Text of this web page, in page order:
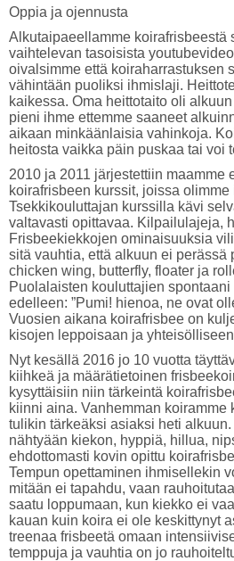
Oppia ja ojennusta
Alkutaipaeellamme koirafrisbeestä
vaihtelevan tasoisista
oivalsimme että koiraharrastuksen
vähintään puoliksi ihmislaji.
kaikessa. Oma heittotaito oli
pieni ihme ettemme saaneet
aikaan minkäänlaisia vahinkoja.
heitosta vaikka päin puskaa tai voi
2010 ja 2011 järjestettiin maamme
koirafrisbeen kurssit, joissa
Tsekkikouluttajan kurssilla kävi
valtavasti opittavaa. Kilpailulajeja,
Frisbeekiekkojen ominaisuuksia
sitä vauhtia, että alkuun ei perässä
chicken wing, butterfly, floater ja
Puolalaisten kouluttajien
edelleen: ”Pumi! hienoa, ne ovat
Vuosien aikana koirafrisbee on
kisojen leppoisaan ja
Nyt kesällä 2016 jo 10 vuotta
kiihkeä ja määrätietoinen
kysyttäisiin niin tärkeintä
kiinni aina. Vanhemman koiramme
tulikin tärkeäksi asiaksi heti
nähtyään kiekon, hyppiä, hillua,
ehdottomasti kovin opittu
Tempun opettaminen ihmisellekin
mitään ei tapahdu, vaan
saatu loppumaan, kun kiekko ei
kauan kuin koira ei ole keskittynyt
treenaa frisbeetä omaan
temppuja ja vauhtia on jo